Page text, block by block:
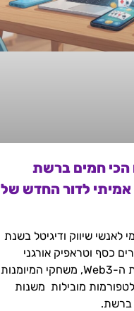
הכי חמים ברשת
אמיתי לדור החדש של
לאנשי שיווק ודיגיטל בשנת
כסף וטראפיק אורגני
קשיח דרך עולמות ה-Web3, משחקי המיומנות
מובילות משנות
ברשת.